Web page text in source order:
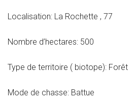
Localisation: La Rochette , 77
Nombre d’hectares: 500
Type de territoire ( biotope): Forêt
Mode de chasse: Battue